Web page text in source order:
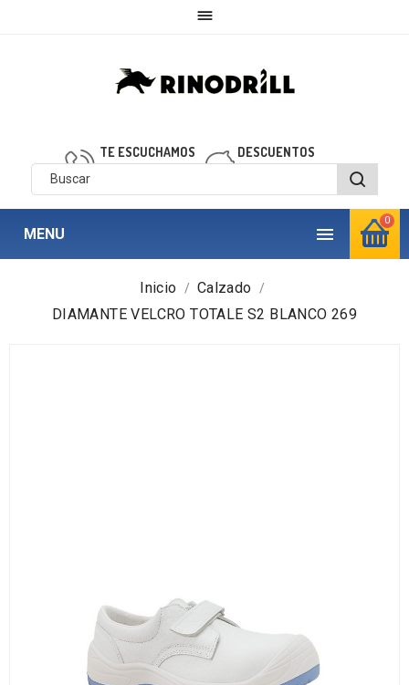

0
TE ESCUCHAMOS
910 850 040
DESCUENTOS
personalizados

MENU
Inicio
Calzado
DIAMANTE VELCRO TOTALE S2 BLANCO 269